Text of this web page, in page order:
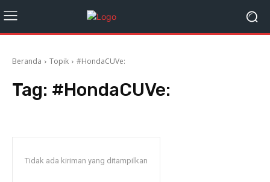
Beranda Topik #HondaCUVe:
Tag: #HondaCUVe:
Tidak ada kiriman yang ditampilkan